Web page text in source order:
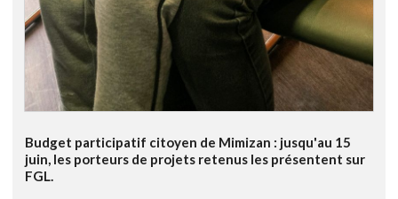
Budget participatif citoyen de Mimizan : jusqu'au 15
juin, les porteurs de projets retenus les présentent sur
FGL.